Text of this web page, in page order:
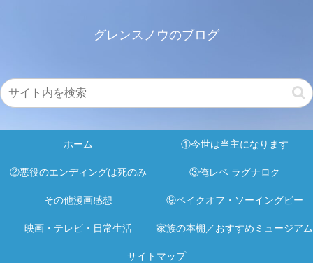
グレンスノウのブログ
ホーム ①今世は当主になります
②悪役のエンディングは死のみ ③俺レベ ラグナロク
その他漫画感想 ⑨ベイクオフ・ソーイングビー
映画・テレビ・日常生活 家族の本棚／おすすめミュージアム
サイトマップ